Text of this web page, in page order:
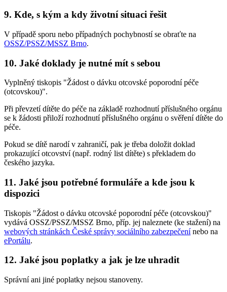
9. Kde, s kým a kdy životní situaci řešit
V případě sporu nebo případných pochybností se obraťte na
OSSZ/PSSZ/MSSZ Brno.
10. Jaké doklady je nutné mít s sebou
Vyplněný tiskopis "Žádost o dávku otcovské poporodní péče
(otcovskou)".
Při převzetí dítěte do péče na základě rozhodnutí příslušného orgánu
se k žádosti přiloží rozhodnutí příslušného orgánu o svěření dítěte do
péče.
Pokud se dítě narodí v zahraničí, pak je třeba doložit doklad
prokazující otcovství (např. rodný list dítěte) s překladem do
českého jazyka.
11. Jaké jsou potřebné formuláře a kde jsou k
dispozici
Tiskopis "Žádost o dávku otcovské poporodní péče (otcovskou)"
vydává OSSZ/PSSZ/MSSZ Brno, příp. jej naleznete (ke stažení) na
webových stránkách České správy sociálního zabezpečenínebo na
ePortálu.
12. Jaké jsou poplatky a jak je lze uhradit
Správní ani jiné poplatky nejsou stanoveny.